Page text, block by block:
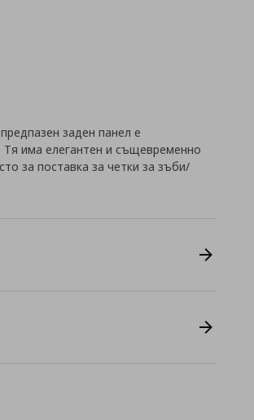
заден панел е
има елегантен и същевременно
за поставка за четки за зъби/